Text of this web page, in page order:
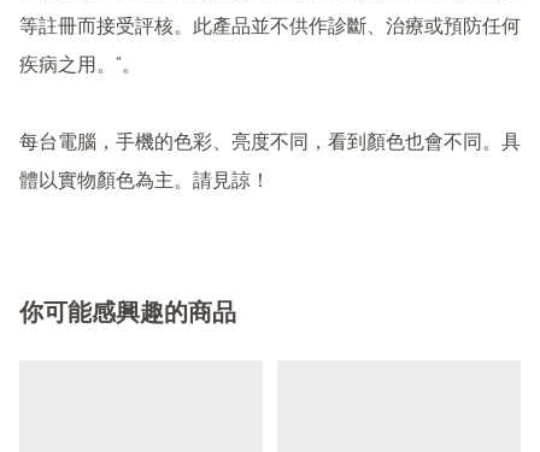
等註冊而接受評核。此產品並不供作診斷、治療或預防任何
疾病之用。”。
每台電腦，手機的色彩、亮度不同，看到顏色也會不同。具
體以實物顏色為主。請見諒！
你可能感興趣的商品